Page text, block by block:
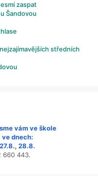
zaspat
Šandovou
středních
vám ve škole
dnech:
28.8.
660 443.